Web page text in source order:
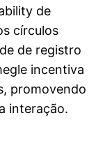
de
círculos
de registro
incentiva
promovendo
interação.